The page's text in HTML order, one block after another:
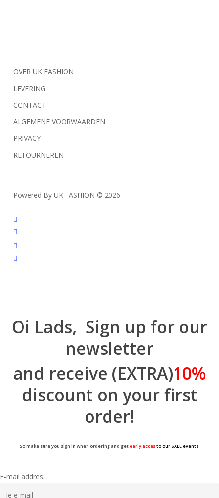
OVER UK FASHION
LEVERING
CONTACT
ALGEMENE VOORWAARDEN
PRIVACY
RETOURNEREN
Powered By UK FASHION © 2026
facebook
instagram
tiktok
trustpilot
Oi Lads, Sign up for our
newsletter
and receive (EXTRA)10%
discount on your first
order!
So make sure you sign in when ordering and getearly accesto our SALE events.
E-mail addres: